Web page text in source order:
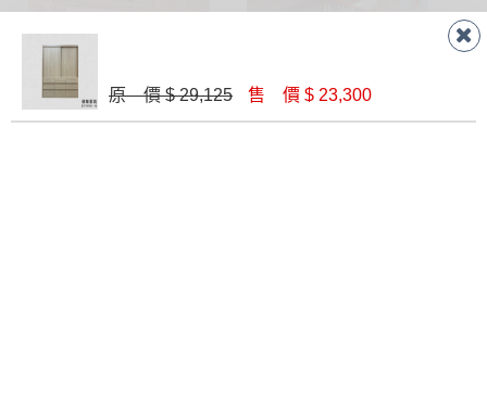
$ 29,000
原 價 $ 29,125 售 價 $ 23,300